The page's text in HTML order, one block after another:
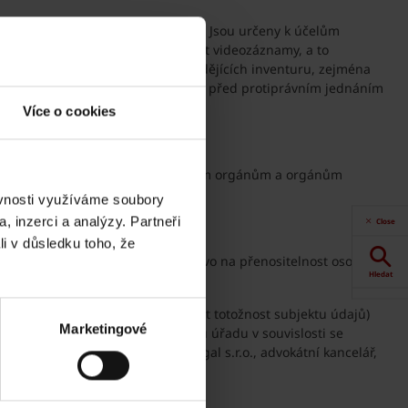
Více o cookies
využíváme soubory
inzerci a analýzy. Partneři
v důsledku toho, že
Marketingové
podobizen subjektu údajů. Jsou určeny k účelům
pracovní činnost, a pořizovat videozáznamy, a to
míře bezpečnosti osob provádějících inventuru, zejména
dále k ochraně majetku Správce před protiprávním jednáním
trestním řízení či jiným správním orgánům a orgánům
osobních údajů a právo na přenositelnost osobních
že bude možné ověřit totožnost subjektu údajů)
příslušnému dozorovému úřadu v souvislosti se
osobních údajů: Weinhold Legal s.r.o., advokátní kancelář,
Close
Hledat